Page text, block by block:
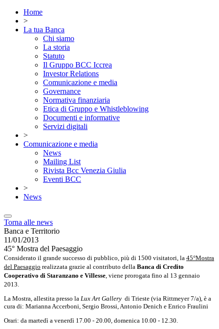
Home
>
La tua Banca
Chi siamo
La storia
Statuto
Il Gruppo BCC Iccrea
Investor Relations
Comunicazione e media
Governance
Normativa finanziaria
Etica di Gruppo e Whistleblowing
Documenti e informative
Servizi digitali
>
Comunicazione e media
News
Mailing List
Rivista Bcc Venezia Giulia
Eventi BCC
>
News
Torna alle news
Banca e Territorio
11/01/2013
45° Mostra del Paesaggio
Considerato il grande successo di pubblico, più di 1500 visitatori, la 45°Mostra
del Paesaggio realizzata grazie al contributo della Banca di Credito
Cooperativo di Staranzano e Villesse, viene prorogata fino al 13 gennaio
2013.
La Mostra, allestita presso la Lux Art Gallery di Trieste (via Rittmeyer 7/a), è a
cura di: Marianna Accerboni, Sergio Brossi, Antonio Denich e Enrico Fraulini
Orari: da martedì a venerdì 17.00 - 20.00, domenica 10.00 - 12.30.